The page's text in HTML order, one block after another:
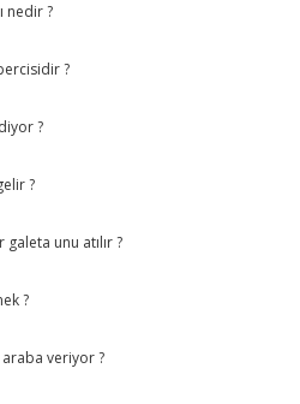
nedir ?
?
?
?
unu atılır ?
?
veriyor ?